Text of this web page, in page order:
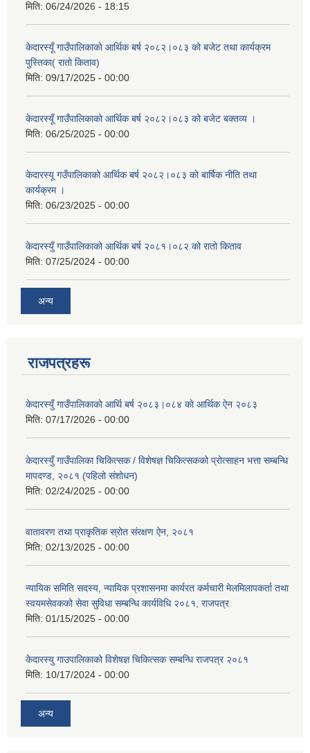
मिति: 06/24/2026 - 18:15
केदारस्यूँ गाउँपालिकाकाे आर्थिक बर्ष २०८२।०८३ को बजेट तथा कार्यक्रम
पुस्तिका( रातो किताव)
मिति: 09/17/2025 - 00:00
केदारस्यूँ गाउँपालिकाको आर्थिक बर्ष २०८२।०८३ को बजेट बक्तव्य ।
मिति: 06/25/2025 - 00:00
केदारस्यू गउँपालिकाको आर्थिक बर्ष २०८२।०८३ को बार्षिक नीति तथा
कार्यक्रम ।
मिति: 06/23/2025 - 00:00
केदारस्युँ गाउँपालिकाको आर्थिक बर्ष २०८१।०८२ को रातो किताव
मिति: 07/25/2024 - 00:00
अन्य
राजपत्रहरू
केदारस्युँ गाउँपालिकाकाे आर्थि बर्ष २०८३।०८४ काे आर्थिक ऐन २०८३
मिति: 07/17/2026 - 00:00
केदारस्युँ गाउँपालिका चिकित्सक / विशेषज्ञ चिकित्सकको प्रोत्साहन भत्ता सम्बन्धि
मापदण्ड, २०८१ (पहिलो संशोधन)
मिति: 02/24/2025 - 00:00
वातावरण तथा प्राकृतिक स्रोत संरक्षण ऐन, २०८१
मिति: 02/13/2025 - 00:00
न्यायिक समिति सदस्य, न्यायिक प्रशासनमा कार्यरत कर्मचारी मेलमिलापकर्ता तथा
स्वयमसेवकको सेवा सुविधा सम्बन्धि कार्यविधि २०८१, राजपत्र
मिति: 01/15/2025 - 00:00
केदारस्यु गाउपालिकाको विशेषज्ञ चिकित्सक सम्बन्धि राजपत्र २०८१
मिति: 10/17/2024 - 00:00
अन्य